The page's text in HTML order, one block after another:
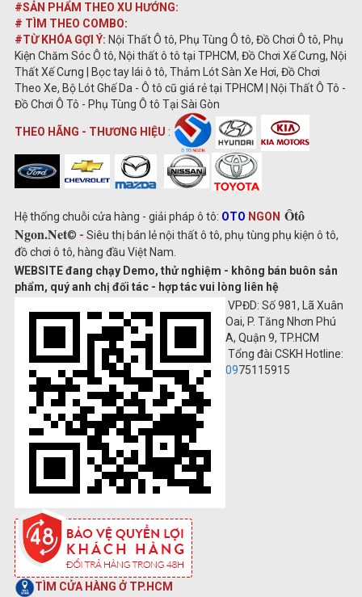
#SẢN PHẨM THEO XU HƯỚNG:
# TÌM THEO COMBO:
#TỪ KHÓA GỢI Ý: Nội Thất Ô tô, Phụ Tùng Ô tô, Đồ Chơi Ô tô, Phụ
Kiện Chăm Sóc Ô tô, Nội thất ô tô tại TPHCM, Đồ Chơi Xế Cưng, Nội
Thất Xế Cưng | Bọc tay lái ô tô, Thảm Lót Sàn Xe Hơi, Đồ Chơi
Theo Xe, Bộ Lót Ghế Da - Ô tô cũ giá rẻ tại TPHCM | Nội Thất Ô Tô -
Đồ Chơi Ô Tô - Phụ Tùng Ô tô Tại Sài Gòn
THEO HÃNG - THƯƠNG HIỆU :
Hệ thống chuỗi cửa hàng - giải pháp ô tô: OTO NGON Ôtô
Ngon.Net© - Siêu thị bán lẻ nội thất ô tô, phụ tùng phụ kiện ô tô,
đồ chơi ô tô, hàng đầu Việt Nam.
WEBSITE đang chạy Demo, thử nghiệm - không bán buôn sản
phẩm, quý anh chị đối tác - hợp tác vui lòng liên hệ
VPĐD: Số 981, Lã Xuân
Oai, P. Tăng Nhơn Phú
A, Quận 9, TP.HCM
Tổng đài CSKH Hotline:
0975115915
TÌM CỬA HÀNG Ở TP.HCM